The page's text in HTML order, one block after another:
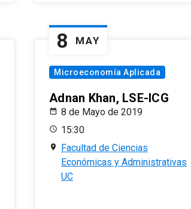
8 MAY
Microeconomía Aplicada
Adnan Khan, LSE-ICG
8 de Mayo de 2019
15:30
Facultad de Ciencias
Económicas y Administrativas
UC